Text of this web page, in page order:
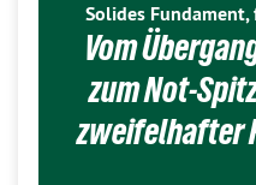
Solides
Vom
zum Not-
zweifelhafter